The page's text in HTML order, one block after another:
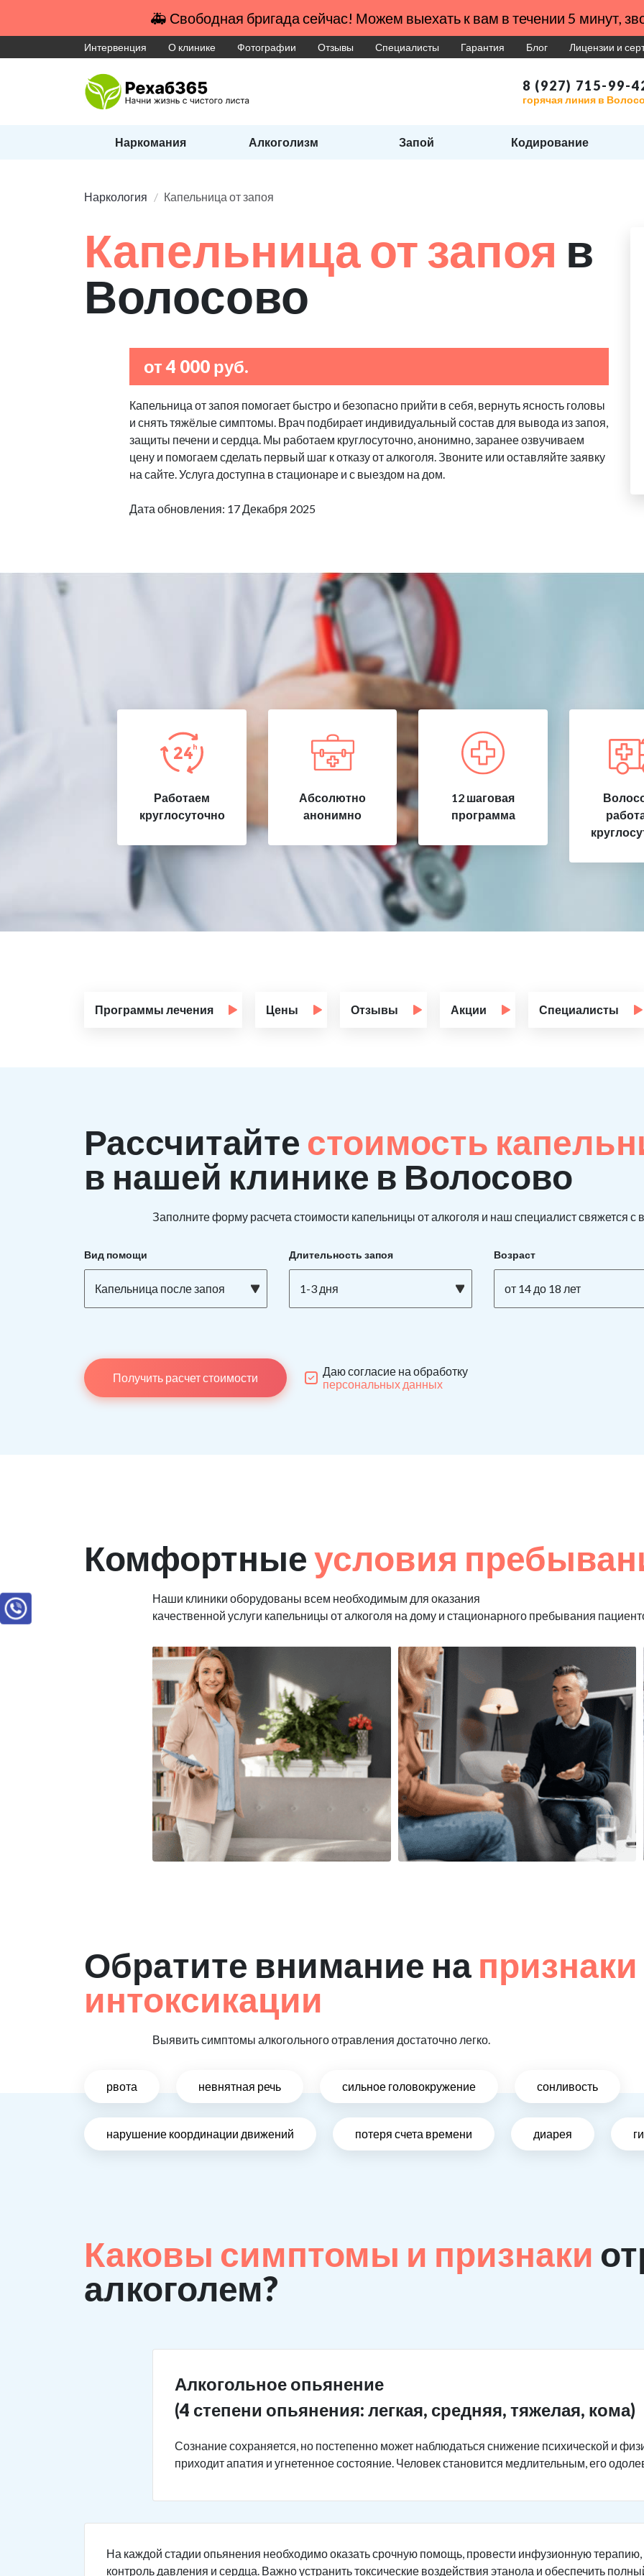
🚑 Свободная бригада сейчас! Можем выехать к вам в течении 5 минут,
Интервенция О клинике Фотографии Отзывы Специалисты Гарантия Блог Лицензии и
8 (927) 715-99-
горячая линия в
Наркомания Алкоголизм Запой Кодирование
Наркология Капельница от запоя
Капельница от запоя в
Волосово
от 4 000 руб.
Капельница от запоя помогает быстро и безопасно прийти в себя, вернуть ясность головы
и снять тяжёлые симптомы. Врач подбирает индивидуальный состав для вывода из запоя,
защиты печени и сердца. Мы работаем круглосуточно, анонимно, заранее озвучиваем
цену и помогаем сделать первый шаг к отказу от алкоголя. Звоните или оставляйте заявку
на сайте. Услуга доступна в стационаре и с выездом на дом.
Дата обновления: 17 Декабря 2025
Работаем
круглосуточно
Абсолютно
анонимно
12 шаговая
программа
Программы лечения Цены Отзывы Акции Специалисты
Рассчитайте стоимость
в нашей клинике в Волосово
Заполните форму расчета стоимости капельницы от алкоголя и наш специалист свяжется с
Вид помощи
Капельница после запоя
Длительность запоя
1-3 дня
Возраст
от 14 до 18 лет
Получить расчет стоимости
Даю согласие на обработку
персональных данных
Комфортныеусловия
Наши клиники оборудованы всем необходимым для оказания
качественной услуги капельницы от алкоголя на дому и стационарного пребывания
Обратите внимание на
интоксикации
Выявить симптомы алкогольного отравления достаточно легко.
рвота невнятная речь сильное головокружение сонливость
нарушение координации движений потеря счета времени диарея
Каковы симптомы и признаки
алкоголем?
Алкогольное опьянение
(4 степени опьянения: легкая, средняя, тяжелая, кома)
Сознание сохраняется, но постепенно может наблюдаться снижение психической и
приходит апатия и угнетенное состояние. Человек становится медлительным, его
На каждой стадии опьянения необходимо оказать срочную помощь, провести инфузионную
контроль давления и сердца. Важно устранить токсические воздействия этанола и обеспечить